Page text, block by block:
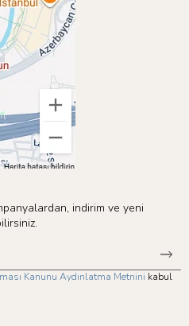
indirim ve yeni
Kanunu Aydınlatma Metnini kabul